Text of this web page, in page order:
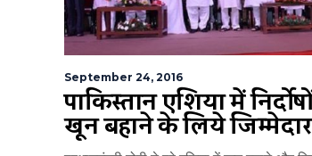
September 24, 2016
पाकिस्तान एशिया में
खून बहाने के लिये